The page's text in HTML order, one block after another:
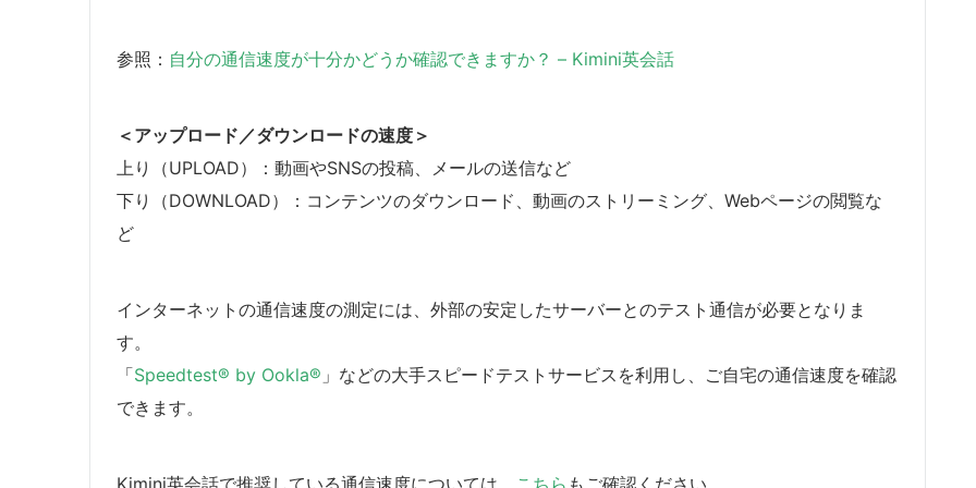
参照： 自分の通信速度が十分かどうか確認できますか？ – Kimini英会話
＜アップロード／ダウンロードの速度＞
上り（UPLOAD）：動画やSNSの投稿、メールの送信など
下り（DOWNLOAD）：コンテンツのダウンロード、動画のストリーミング、Webページの閲覧な
ど
インターネットの通信速度の測定には、外部の安定したサーバーとのテスト通信が必要となりま
す。
「Speedtest® by Ookla® 」などの大手スピードテストサービスを利用し、ご自宅の通信速度を確認
できます。
Kimini英会話で推奨している通信速度については、 こちら もご確認ください。